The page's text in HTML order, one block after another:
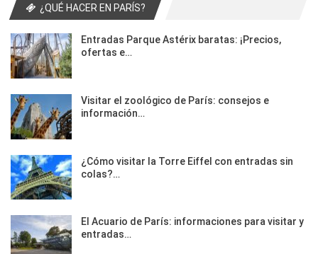
¿QUÉ HACER EN PARÍS?
Entradas Parque Astérix baratas: ¡Precios,
ofertas e…
Visitar el zoológico de París: consejos e
información…
¿Cómo visitar la Torre Eiffel con entradas sin
colas?…
El Acuario de París: informaciones para visitar y
entradas…